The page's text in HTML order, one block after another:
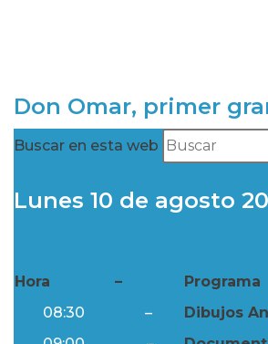
Don Omar, primer
Buscar en esta web
Lunes 10 de agosto
Hora –
Programa
08:30
–
Dibujos